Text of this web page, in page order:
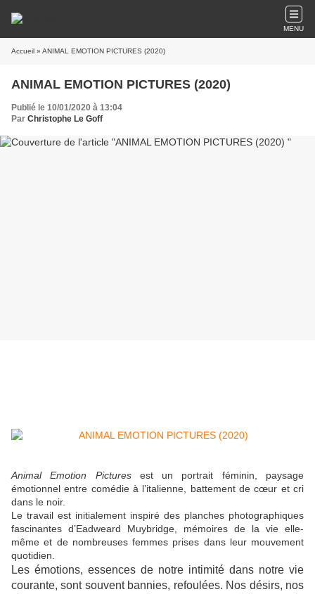
MENU
Accueil » ANIMAL EMOTION PICTURES (2020)
ANIMAL EMOTION PICTURES (2020)
Publié le 10/01/2020 à 13:04
Par Christophe Le Goff
Animal Emotion Picturesest un portrait féminin, paysage
émotionnel entre comédie à l’italienne, battement de cœur et cri
dans le noir.
Le travail est initialement inspiré des planches photographiques
fascinantes d’Eadweard Muybridge, mémoires de la vie elle-
même et de nombreuses femmes prises dans leur mouvement
quotidien.
Les émotions, essences de notre intimité dans notre vie
courante, sont souvent bannies, refoulées. Nos désirs, nos